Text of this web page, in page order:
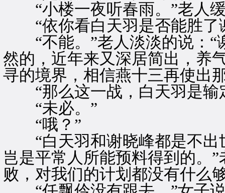
“小楼一夜听春雨。”老人
“依你看白天羽是否能胜了
“不能。”老人淡淡的说：“
然的，近年来又深居简出，养
寻的境界，相信燕十三再使出
“那么这一战，白天羽是输
“未必。”
“哦？”
“白天羽和谢晓峰都是不出
岂是平常人所能预料得到的。
败，对我们的计划都没有什么